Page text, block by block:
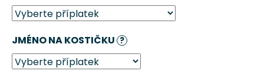
JMÉNO NA KOSTIČKU ?
PELECH
PSA
–
LAHVOVĚ